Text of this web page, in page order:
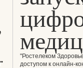
"Ростелеком
доступом к онлайн-